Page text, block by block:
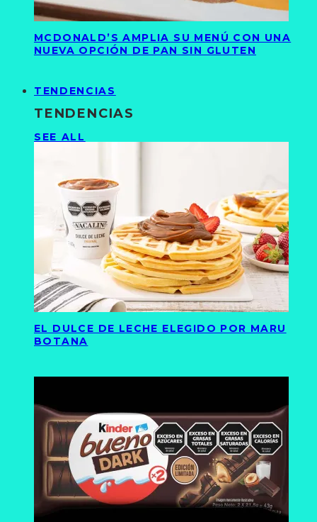
MCDONALD’S AMPLIA SU MENÚ CON UNA
NUEVA OPCIÓN DE PAN SIN GLUTEN
TENDENCIAS
TENDENCIAS
SEE ALL
EL DULCE DE LECHE ELEGIDO POR MARU
BOTANA